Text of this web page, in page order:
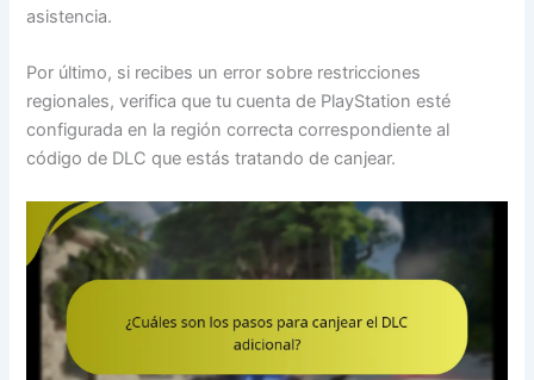
asistencia.
Por último, si recibes un error sobre restricciones
regionales, verifica que tu cuenta de PlayStation esté
configurada en la región correcta correspondiente al
código de DLC que estás tratando de canjear.